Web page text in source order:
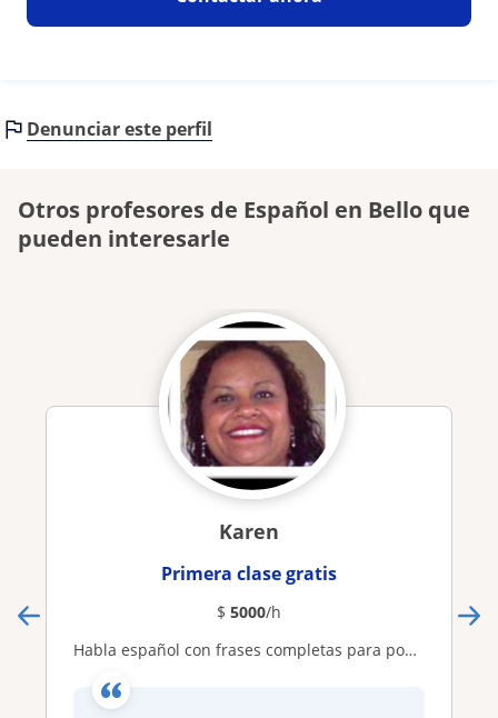
Denunciar este perfil
Otros profesores de Español en Bello que
pueden interesarle
Karen
Primera clase gratis
$ 5000/h
Habla español con frases completas para poder comunicarte efectivamente